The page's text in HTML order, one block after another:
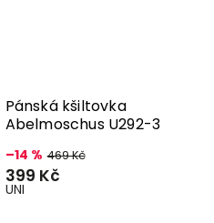
Pánská kšiltovka
Abelmoschus U292-3
–14 % 469 Kč
399 Kč
UNI